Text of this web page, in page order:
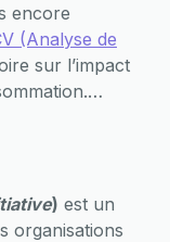
encore
(Analyse de
sur l’impact
“score
) est un
organisations